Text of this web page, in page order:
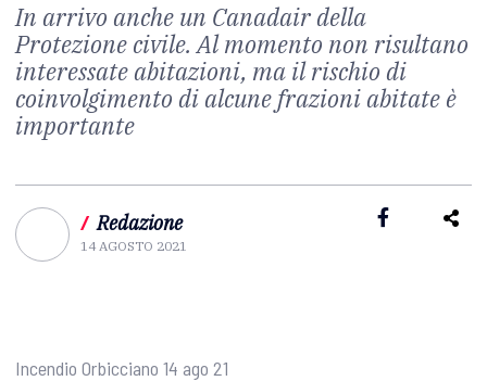
In arrivo anche un Canadair della
Protezione civile. Al momento non risultano
interessate abitazioni, ma il rischio di
coinvolgimento di alcune frazioni abitate è
importante
/ Redazione
14 AGOSTO 2021
Incendio Orbicciano 14 ago 21